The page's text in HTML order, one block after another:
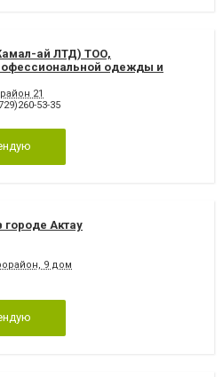
ай ЛТД) ТОО,
одежды и
21
53-35
городе Актау
9 дом